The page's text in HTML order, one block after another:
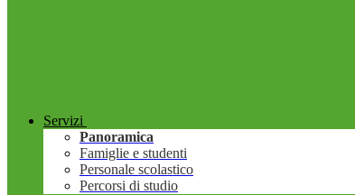
Servizi
Panoramica
Famiglie e studenti
Personale scolastico
Percorsi di studio